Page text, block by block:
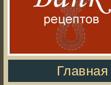
Главная